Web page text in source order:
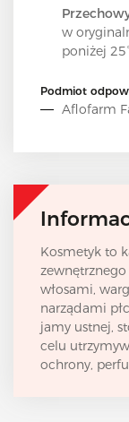
w
poniżej
Podmiot
Aflofarm
Kosmetyk to
włosami,
narządami
jamy ustnej,
celu
ochrony,